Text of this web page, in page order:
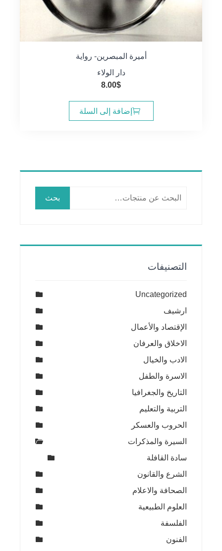
أميرة المبصرين- رواية
دار الولاء
8.00$
إضافة إلى السلة
بحث
التصنيفات
Uncategorized
ارشيف
الإقتصاد والأعمال
الاخلاق والعرفان
الادب والخيال
الاسرة والطفل
التاريخ والجغرافيا
التربية والتعليم
الحروب والعسكر
السيرة والمذكرات
سادة القافلة
الشرع والقانون
الصحافة والاعلام
العلوم الطبيعية
الفلسفة
الفنون